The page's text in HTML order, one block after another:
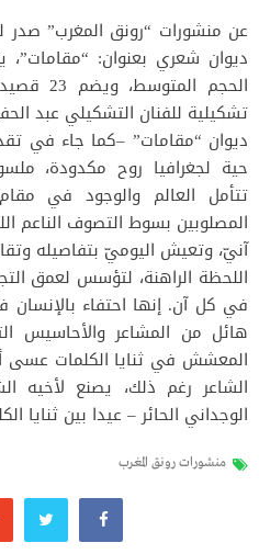
عن منشورات “رونق المغرب” صدر
الحجم
تشكيلية للفنان التشكيلي عبد
ديوان “مقامات” –كما جاء في
حية لجغرافيا روح مكدودة،
تتأمل العالم والوجود في
المصلوبين بسوط التصوف الناعم
آنيّ، وتعيش اليوميّ بتفاصيله
اللحظة الراهنة، لتؤسس لعمق
في كل آن. إنها احتفاء
هائل من المشاعر والأحاسيس
المعشش في ثنايا الكلمات
الشاعر رغم ذلك، يصنع
الوجداني الحائر – عيدا بين ثنايا
منشورات رونق المغرب